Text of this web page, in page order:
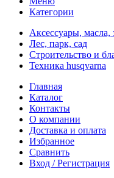
Категории
Аксессуары, масла,
Лес, парк, сад
Строительство и
Техника husqvarna
Главная
Каталог
Контакты
О компании
Доставка и оплата
Избранное
Сравнить
Вход / Регистрация